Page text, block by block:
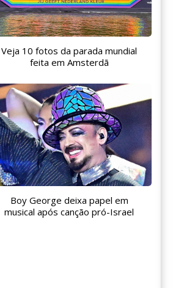
Veja 10 fotos da parada mundial
feita em Amsterdã
Boy George deixa papel em
musical após canção pró-Israel